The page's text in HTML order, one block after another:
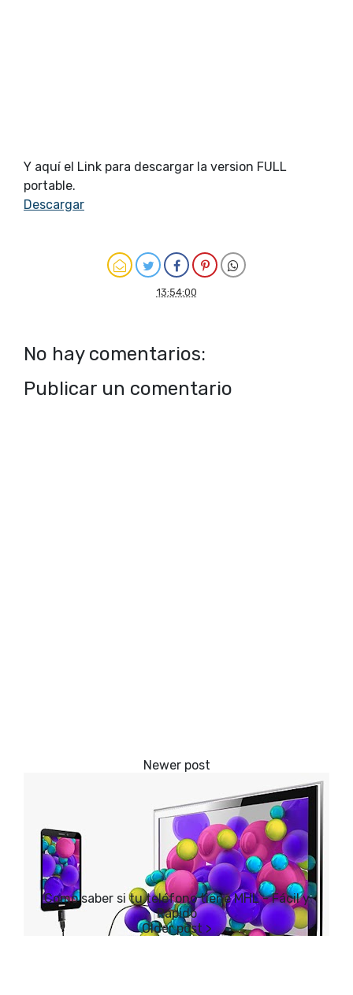
Y aquí el Link para descargar la version FULL
portable.
Descargar
13:54:00
No hay comentarios:
Publicar un comentario
Como saber si tu teléfono tiene MHL - Fácil y
Rápido